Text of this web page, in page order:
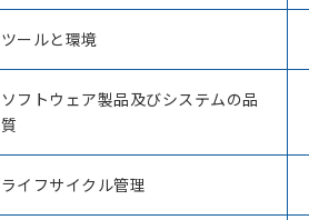
ツールと環境
ソフトウェア製品及びシステムの品
質
ライフサイクル管理